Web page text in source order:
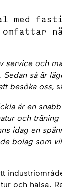
med
och
så är
besöka oss,
är en
och
idag en
bolag som
och hälsa.